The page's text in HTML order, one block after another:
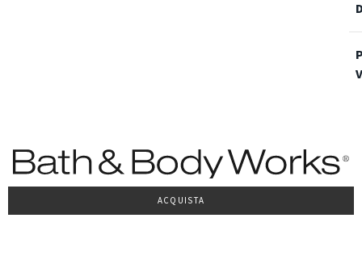
ACQUISTA
Condizioni Generali di venditaPrivacy PolicyCookie PolicyAccessibilità